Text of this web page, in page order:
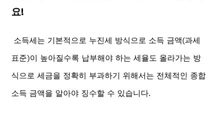
요!
소득세는 기본적으로 누진세 방식으로 소득 금액(과세
표준)이 높아질수록 납부해야 하는 세율도 올라가는 방
식으로 세금을 정확히 부과하기 위해서는 전체적인 종합
소득 금액을 알아야 징수할 수 있습니다.